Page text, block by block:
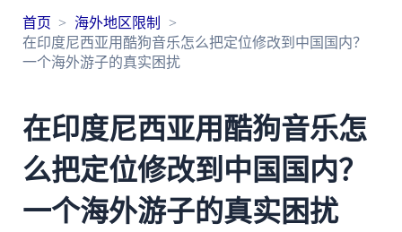
首页
海外地区限制
在印度尼西亚用酷狗音乐怎么把定位修改到中国国内？
一个海外游子的真实困扰
在印度尼西亚用酷狗音乐怎
么把定位修改到中国国内？
一个海外游子的真实困扰